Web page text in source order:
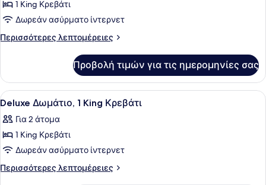
Αναπηρία
φωτογραφιών
για
Presidential
King
Κρεβάτι
1 King Κρεβάτι
Δωρεάν ασύρματο ίντερνετ
Περισσότερες λεπτομέρειες
Περισσότερες
Δωμάτιο,
King
Προβολή τιμών για τις ημερομηνίες σας
Προβολή
όλων
των
φωτογραφιών
για
Deluxe
Ένα δωμάτιο ξενοδοχείου με ένα
19
Deluxe Δωμάτιο, 1 King Κρεβάτι
Για 2 άτομα
1 King Κρεβάτι
Δωρεάν ασύρματο ίντερνετ
Περισσότερες λεπτομέρειες
Περισσότερες